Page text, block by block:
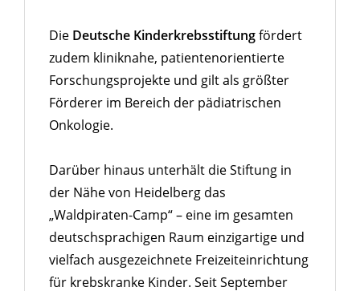
Die Deutsche Kinderkrebsstiftungfördert
zudem kliniknahe, patientenorientierte
Forschungsprojekte und gilt als größter
Förderer im Bereich der pädiatrischen
Onkologie.
Darüber hinaus unterhält die Stiftung in
der Nähe von Heidelberg das
„Waldpiraten-Camp“ – eine im gesamten
deutschsprachigen Raum einzigartige und
vielfach ausgezeichnete Freizeiteinrichtung
für krebskranke Kinder. Seit September